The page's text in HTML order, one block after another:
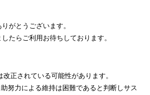
がとうございます。
たらご利用お待ちしております。
正されている可能性があります。
努力による維持は困難であると判断しサス